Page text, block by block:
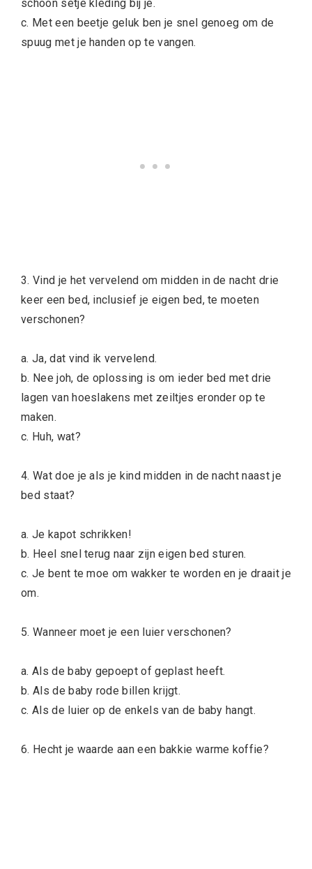
schoon setje kleding bij je.
c. Met een beetje geluk ben je snel genoeg om de
spuug met je handen op te vangen.
3. Vind je het vervelend om midden in de nacht drie
keer een bed, inclusief je eigen bed, te moeten
verschonen?
a. Ja, dat vind ik vervelend.
b. Nee joh, de oplossing is om ieder bed met drie
lagen van hoeslakens met zeiltjes eronder op te
maken.
c. Huh, wat?
4. Wat doe je als je kind midden in de nacht naast je
bed staat?
a. Je kapot schrikken!
b. Heel snel terug naar zijn eigen bed sturen.
c. Je bent te moe om wakker te worden en je draait je
om.
5. Wanneer moet je een luier verschonen?
a. Als de baby gepoept of geplast heeft.
b. Als de baby rode billen krijgt.
c. Als de luier op de enkels van de baby hangt.
6. Hecht je waarde aan een bakkie warme koffie?